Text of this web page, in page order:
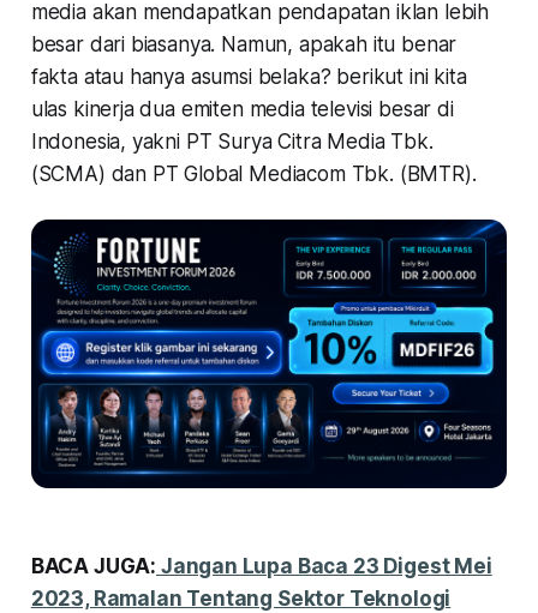
media akan mendapatkan pendapatan iklan lebih
besar dari biasanya. Namun, apakah itu benar
fakta atau hanya asumsi belaka? berikut ini kita
ulas kinerja dua emiten media televisi besar di
Indonesia, yakni PT Surya Citra Media Tbk.
(SCMA) dan PT Global Mediacom Tbk. (BMTR).
BACA JUGA: Jangan Lupa Baca 23 Digest Mei
2023, Ramalan Tentang Sektor Teknologi